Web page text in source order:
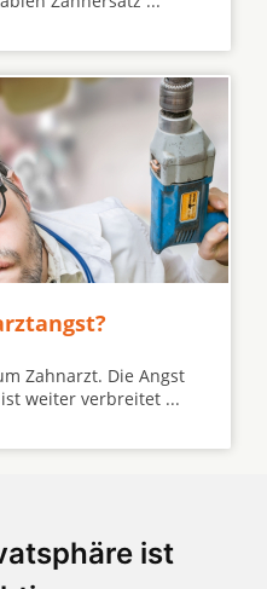
ist
Zahnarzt. Die Angst
weiter verbreitet ...
Hückeswagen
* Erkrath *Essen